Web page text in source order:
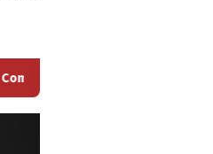
di SEA V.Cup 2026, Balikkan